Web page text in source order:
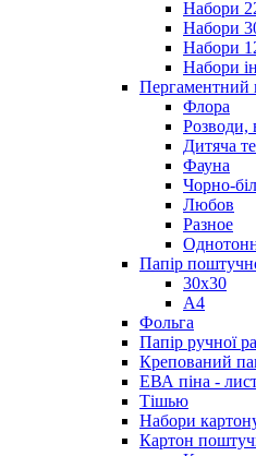
Набори
Набори
Набори
Набори
Пергаментний
Флора
Розводи,
Дитяча
Фауна
Чорно-
Любов
Разное
Папір
30х30
А4
Фольга
Папір ручної
Крепований
ЕВА піна -
Тішью
Набори
Картон